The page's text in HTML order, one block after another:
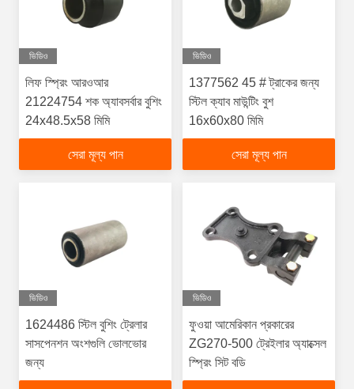
ভিডিও
লিফ স্প্রিং আরওআর
21224754 শক অ্যাবসর্বার বুশিং
24x48.5x58 মিমি
সেরা মূল্য পান
ভিডিও
1377562 45 # ট্রাকের জন্য
স্টিল ক্যাব মাউন্টিং বুশ
16x60x80 মিমি
সেরা মূল্য পান
ভিডিও
1624486 স্টিল বুশিং ট্রেলার
সাসপেনশন অংশগুলি ভোলভোর
জন্য
ভিডিও
ফুওয়া আমেরিকান প্রকারের
ZG270-500 ট্রেইলার অ্যাক্সেল
স্প্রিং সিট বডি